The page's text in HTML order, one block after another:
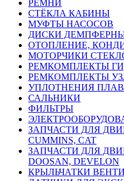
РЕМНИ
СТЁКЛА КАБИНЫ
МУФТЫ НАСОСОВ
ДИСКИ
ОТОПЛЕНИЕ,
МОТОРЧИКИ
РЕМКОМПЛЕКТЫ
РЕМКОМПЛЕКТЫ
УПЛОТНЕНИЯ
САЛЬНИКИ
ФИЛЬТРЫ
ЗАПЧАСТИ ДЛЯ
CUMMINS, CAT
ЗАПЧАСТИ ДЛЯ
DOOSAN, DEVELON
КРЫЛЬЧАТКИ